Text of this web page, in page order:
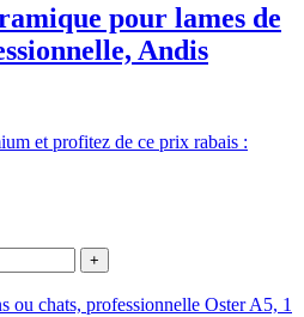
pour lames de
Andis
et profitez de ce prix rabais :
+